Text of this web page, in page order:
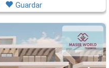
Guardar